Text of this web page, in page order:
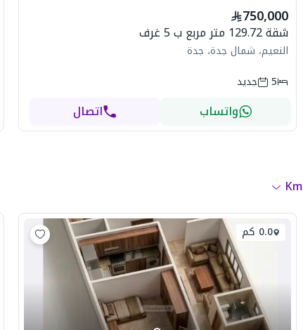
750,000
شقة 129.72 متر مربع ب 5 غرف
النعيم، شمال جدة، جدة
5
جديد
واتساب اتصال
Km
0.0 كم